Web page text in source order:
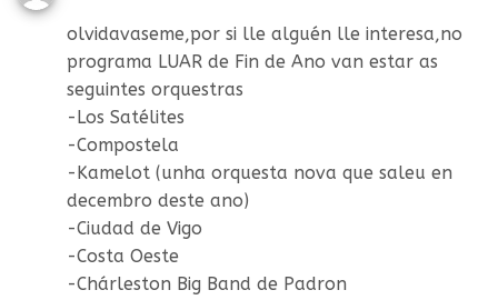
olvidavaseme,por si lle alguén lle interesa,no
programa LUAR de Fin de Ano van estar as
seguintes orquestras
-Los Satélites
-Compostela
-Kamelot (unha orquesta nova que saleu en
decembro deste ano)
-Ciudad de Vigo
-Costa Oeste
-Chárleston Big Band de Padron